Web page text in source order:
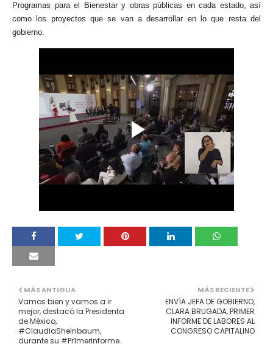
Programas para el Bienestar y obras públicas en cada estado, así
como los proyectos que se van a desarrollar en lo que resta del
gobierno.
MÁS RECIENTE
ENVÍA JEFA DE GOBIERNO,
CLARA BRUGADA, PRIMER
INFORME DE LABORES AL
CONGRESO CAPITALINO
MÁS ANTIGUA
Vamos bien y vamos a ir
mejor, destacó la Presidenta
de México,
#ClaudiaSheinbaum,
durante su #Pr1merInforme.